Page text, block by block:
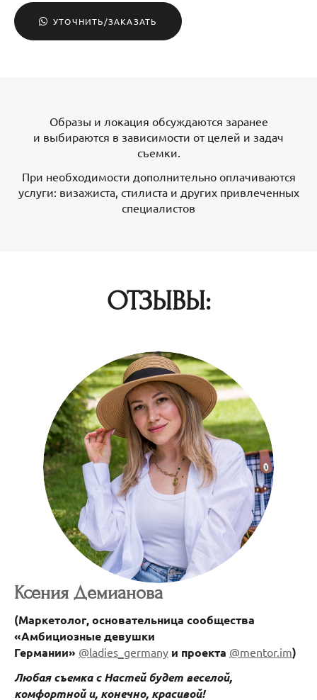
УТОЧНИТЬ/ЗАКАЗАТЬ
Образы и локация обсуждаются заранее
и выбираются в зависимости от целей и задач
съемки.
При необходимости дополнительно оплачиваются
услуги: визажиста, стилиста и других привлеченных
специалистов
ОТЗЫВЫ:
Ксения Демианова
(Маркетолог, основательница сообщества
«Амбициозные девушки
Германии» @ladies_germany и проекта @mentor.im)
Любая съемкас Настейбудет веселой,
комфортной и, конечно, красивой!